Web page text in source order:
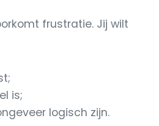
frustratie. Jij wilt
is;
logisch zijn.